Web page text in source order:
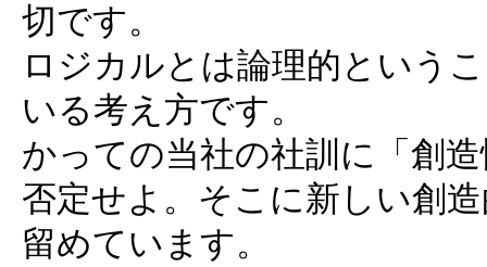
切です。
ロジカルとは論理的という
いる考え方です。
かっての当社の社訓に「創
否定せよ。そこに新しい創
留めています。